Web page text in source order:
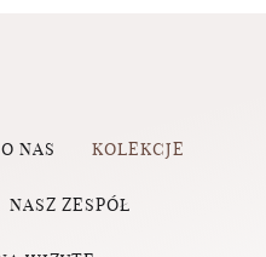
O NAS KOLEKCJE
NASZ ZESPÓŁ